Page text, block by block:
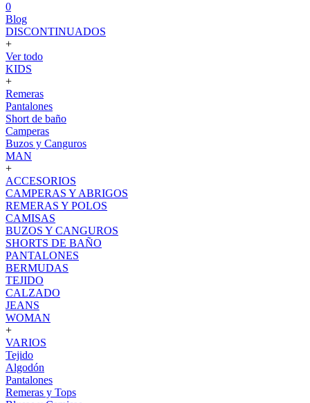
0
Blog
DISCONTINUADOS
+
Ver todo
KIDS
+
Remeras
Pantalones
Short de baño
Camperas
Buzos y Canguros
MAN
+
ACCESORIOS
CAMPERAS Y ABRIGOS
REMERAS Y POLOS
CAMISAS
BUZOS Y CANGUROS
SHORTS DE BAÑO
PANTALONES
BERMUDAS
TEJIDO
CALZADO
JEANS
WOMAN
+
VARIOS
Tejido
Algodón
Pantalones
Remeras y Tops